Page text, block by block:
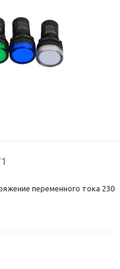
переменного тока 230